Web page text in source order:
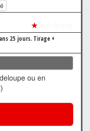
★
25 jours. Tirage +
ou en